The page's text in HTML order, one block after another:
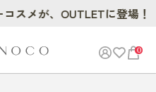
0
メが、OUTLETに登場！